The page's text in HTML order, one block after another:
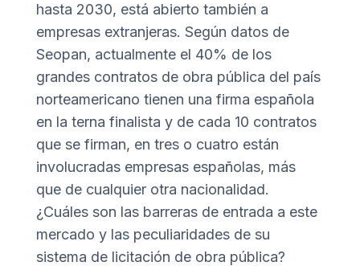
hasta 2030, está abierto también a
empresas extranjeras. Según datos de
Seopan, actualmente el 40% de los
grandes contratos de obra pública del país
norteamericano tienen una firma española
en la terna finalista y de cada 10 contratos
que se firman, en tres o cuatro están
involucradas empresas españolas, más
que de cualquier otra nacionalidad.
¿Cuáles son las barreras de entrada a este
mercado y las peculiaridades de su
sistema de licitación de obra pública?